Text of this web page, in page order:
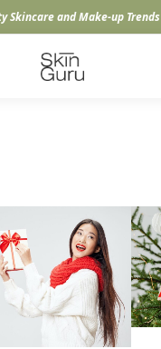
Skincare and Make-up Trends